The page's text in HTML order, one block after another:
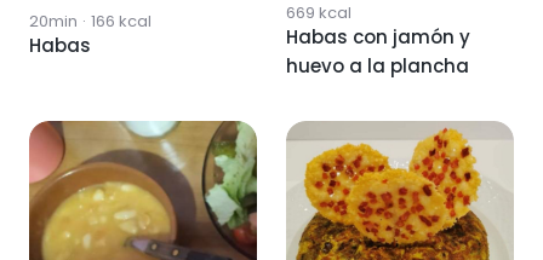
20min · 166 kcal
Habas
669 kcal
Habas con jamón y
huevo a la plancha